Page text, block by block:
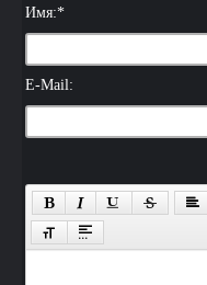
Имя:*
E-Mail: